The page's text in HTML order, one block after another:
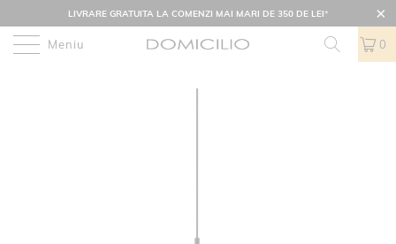
LIVRARE GRATUITA LA COMENZI MAI MARI DE 350 DE LEI*
Meniu 0